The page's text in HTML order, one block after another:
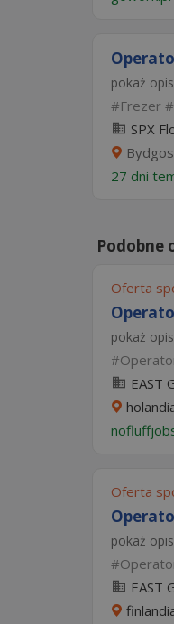
pokaż opis
Frezer
SPX
27 dni
Podobne
Oferta
pokaż opis
EAST
Oferta
pokaż opis
EAST